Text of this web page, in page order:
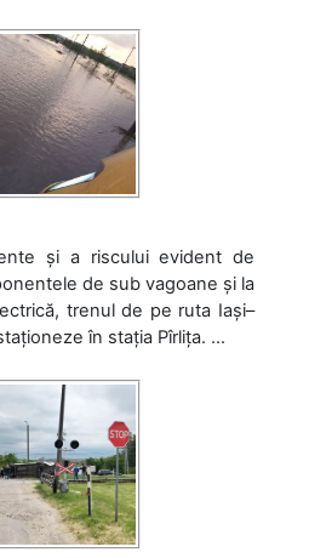
și a riscului evident de
de sub vagoane și la
trenul de pe ruta Iași–
în stația Pîrlița. ...